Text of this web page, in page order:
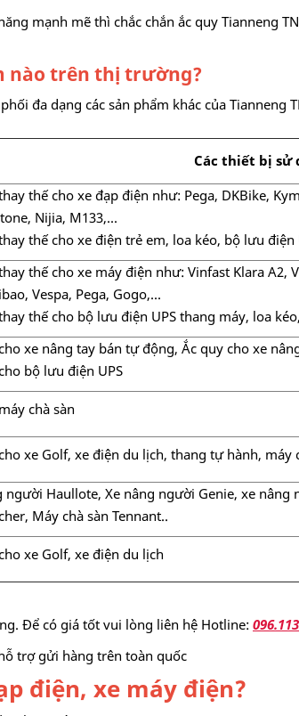
mạnh mẽ thì chắc chắn ắc quy Tianneng
nào trên thị trường?
đa dạng các sản phẩm khác của Tianneng
Các thiết bị sử
thế cho xe đạp điện như: Pega, DKBike,
Nijia, M133,...
thế cho xe điện trẻ em, loa kéo, bộ lưu điện
thế cho xe máy điện như: Vinfast Klara A2,
Vespa, Pega, Gogo,...
thế cho bộ lưu điện UPS thang máy, loa
xe nâng tay bán tự động, Ắc quy cho xe
bộ lưu điện UPS
chà sàn
xe Golf, xe điện du lịch, thang tự hành, máy
người Haullote, Xe nâng người Genie, xe nâng
Máy chà sàn Tennant..
xe Golf, xe điện du lịch
Để có giá tốt vui lòng liên hệ Hotline:
trợ gửi hàng trên toàn quốc
điện, xe máy điện?